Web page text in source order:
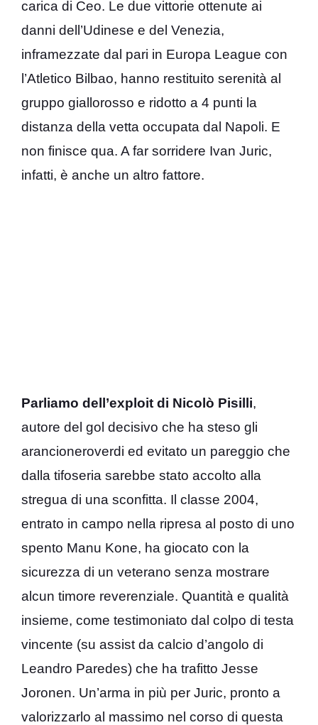
carica di Ceo. Le due vittorie ottenute ai
danni dell’Udinese e del Venezia,
inframezzate dal pari in Europa League con
l’Atletico Bilbao, hanno restituito serenità al
gruppo giallorosso e ridotto a 4 punti la
distanza della vetta occupata dal Napoli. E
non finisce qua. A far sorridere Ivan Juric,
infatti, è anche un altro fattore.
Parliamo dell’exploit di Nicolò Pisilli,
autore del gol decisivo che ha steso gli
arancioneroverdi ed evitato un pareggio che
dalla tifoseria sarebbe stato accolto alla
stregua di una sconfitta. Il classe 2004,
entrato in campo nella ripresa al posto di uno
spento Manu Kone, ha giocato con la
sicurezza di un veterano senza mostrare
alcun timore reverenziale. Quantità e qualità
insieme, come testimoniato dal colpo di testa
vincente (su assist da calcio d’angolo di
Leandro Paredes) che ha trafitto Jesse
Joronen. Un’arma in più per Juric, pronto a
valorizzarlo al massimo nel corso di questa